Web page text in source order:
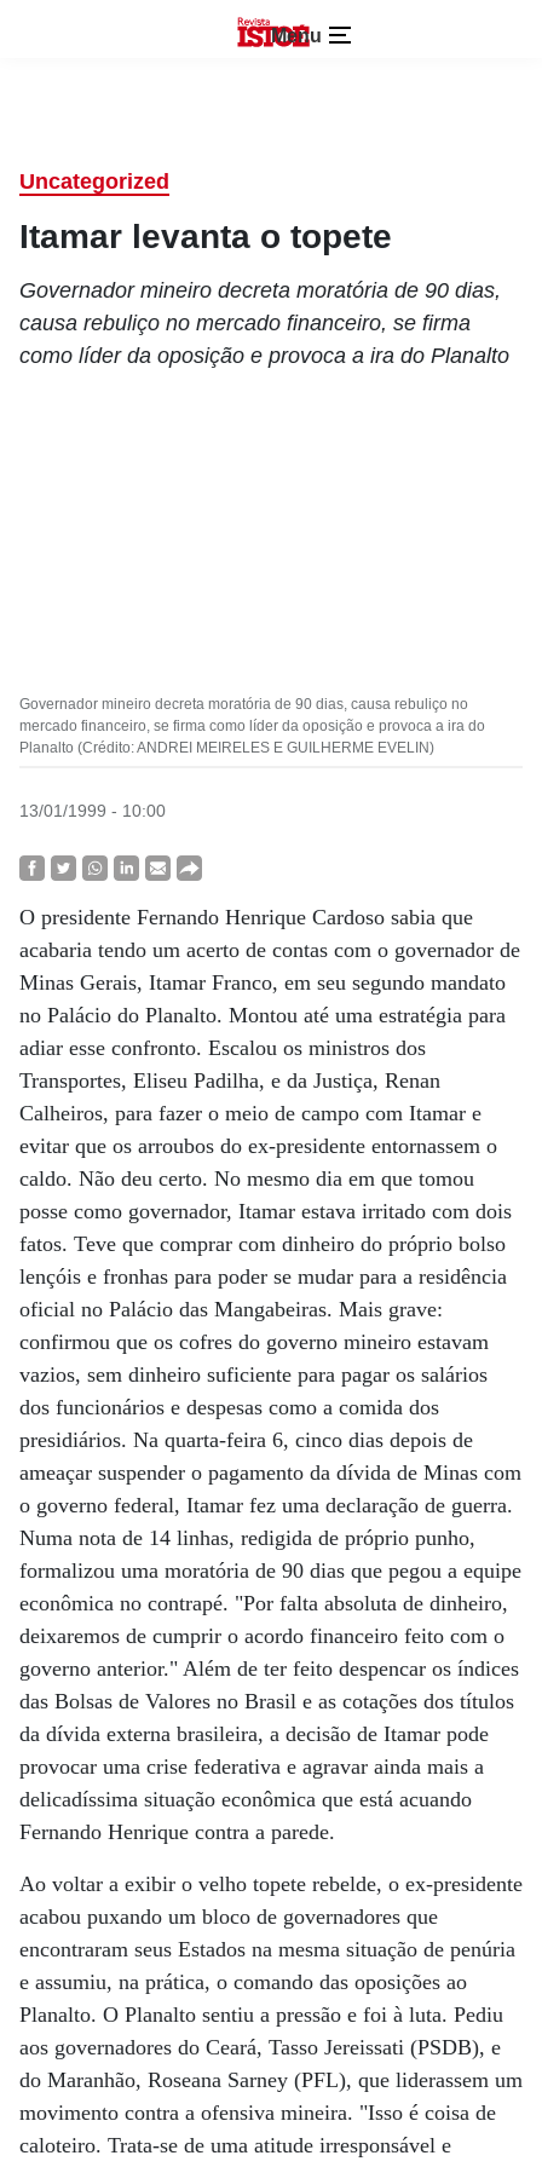
Menu
Uncategorized
Itamar levanta o topete
Governador mineiro decreta moratória de 90 dias,
causa rebuliço no mercado financeiro, se firma
como líder da oposição e provoca a ira do Planalto
Governador mineiro decreta moratória de 90 dias, causa rebuliço no
mercado financeiro, se firma como líder da oposição e provoca a ira do
Planalto (Crédito: ANDREI MEIRELES E GUILHERME EVELIN)
13/01/1999 - 10:00
O presidente Fernando Henrique Cardoso sabia que
acabaria tendo um acerto de contas com o governador de
Minas Gerais, Itamar Franco, em seu segundo mandato
no Palácio do Planalto. Montou até uma estratégia para
adiar esse confronto. Escalou os ministros dos
Transportes, Eliseu Padilha, e da Justiça, Renan
Calheiros, para fazer o meio de campo com Itamar e
evitar que os arroubos do ex-presidente entornassem o
caldo. Não deu certo. No mesmo dia em que tomou
posse como governador, Itamar estava irritado com dois
fatos. Teve que comprar com dinheiro do próprio bolso
lençóis e fronhas para poder se mudar para a residência
oficial no Palácio das Mangabeiras. Mais grave:
confirmou que os cofres do governo mineiro estavam
vazios, sem dinheiro suficiente para pagar os salários
dos funcionários e despesas como a comida dos
presidiários. Na quarta-feira 6, cinco dias depois de
ameaçar suspender o pagamento da dívida de Minas com
o governo federal, Itamar fez uma declaração de guerra.
Numa nota de 14 linhas, redigida de próprio punho,
formalizou uma moratória de 90 dias que pegou a equipe
econômica no contrapé. "Por falta absoluta de dinheiro,
deixaremos de cumprir o acordo financeiro feito com o
governo anterior." Além de ter feito despencar os índices
das Bolsas de Valores no Brasil e as cotações dos títulos
da dívida externa brasileira, a decisão de Itamar pode
provocar uma crise federativa e agravar ainda mais a
delicadíssima situação econômica que está acuando
Fernando Henrique contra a parede.
Ao voltar a exibir o velho topete rebelde, o ex-presidente
acabou puxando um bloco de governadores que
encontraram seus Estados na mesma situação de penúria
e assumiu, na prática, o comando das oposições ao
Planalto. O Planalto sentiu a pressão e foi à luta. Pediu
aos governadores do Ceará, Tasso Jereissati (PSDB), e
do Maranhão, Roseana Sarney (PFL), que liderassem um
movimento contra a ofensiva mineira. "Isso é coisa de
caloteiro. Trata-se de uma atitude irresponsável e